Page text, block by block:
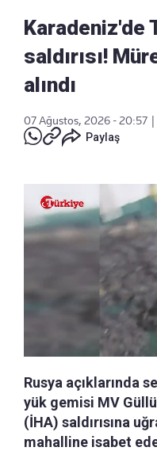
Karadeniz'de
saldırısı!
alındı
07 Ağustos, 2026 - 20:57 |
Paylaş
Rusya açıklarında
yük gemisi MV
(İHA) saldırısına
mahalline isabet